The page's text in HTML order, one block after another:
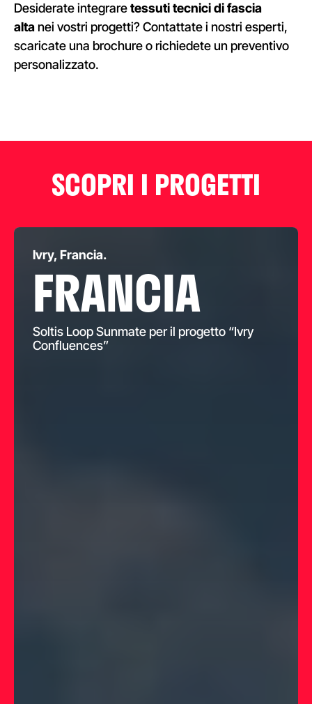
Desiderate integraretessuti tecnici di fascia
alta nei vostri progetti? Contattate i nostri esperti,
scaricate una brochure o richiedete un preventivo
personalizzato.
SCOPRI I PROGETTI
Ivry, Francia.
FRANCIA
Soltis Loop Sunmate per il progetto “Ivry
Confluences”